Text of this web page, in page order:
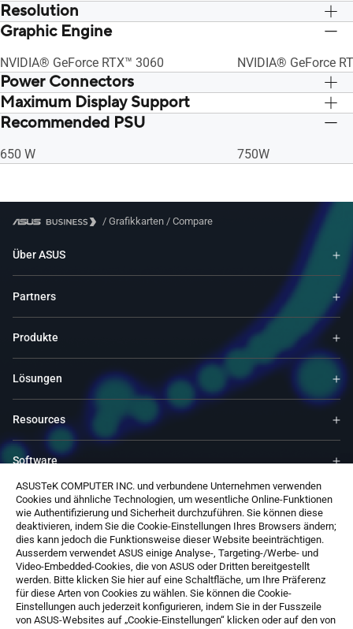
ASUSTeK COMPUTER INC. und verbundene Unternehmen verwenden
Cookies und ähnliche Technologien, um wesentliche Online-Funktionen
wie Authentifizierung und Sicherheit durchzuführen. Sie können diese
deaktivieren, indem Sie die Cookie-Einstellungen Ihres Browsers ändern;
dies kann jedoch die Funktionsweise dieser Website beeinträchtigen.
Ausserdem verwendet ASUS einige Analyse-, Targeting-/Werbe- und
Video-Embedded-Cookies, die von ASUS oder Dritten bereitgestellt
werden. Bitte klicken Sie hier auf eine Schaltfläche, um Ihre Präferenz
für diese Arten von Cookies zu wählen. Sie können die Cookie-
Einstellungen auch jederzeit konfigurieren, indem Sie in der Fusszeile
von ASUS-Websites auf „Cookie-Einstellungen“ klicken oder auf den von
Resolution
Digital Max Resolution 7680 x 4320 Digital Max
Graphic Engine
NVIDIA® GeForce RTX™ 3060 NVIDIA® GeForce
Power Connectors
1 x 8-pin
Maximum Display Support
4
Recommended PSU
650 W 750W
/ Grafikkarten / Compare
Über ASUS
Partners
Produkte
Lösungen
Resources
Software
Support
Service & Programs
Kontaktieren SIe uns